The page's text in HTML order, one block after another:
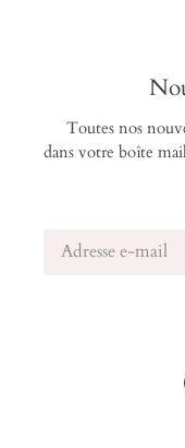
Toutes nos
dans votre boîte